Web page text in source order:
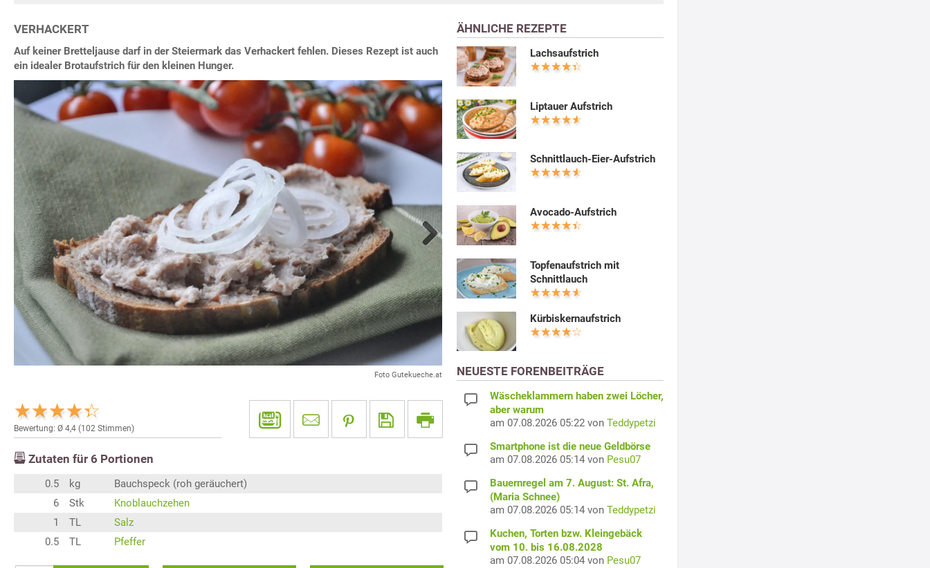
VERHACKERT
Auf keiner Bretteljause darf in der Steiermark das Verhackert fehlen. Dieses Rezept ist auch
ein idealer Brotaufstrich für den kleinen Hunger.
Foto Gutekueche.at
Next
Bewertung: Ø 4,4 (102 Stimmen)
Zutaten für 6 Portionen
0.5 kg
Bauchspeck (roh geräuchert)
6
Stk
Knoblauchzehen
1
TL
Salz
0.5
TL Pfeffer
ÄHNLICHE REZEPTE
Lachsaufstrich
Liptauer Aufstrich
Schnittlauch-Eier-Aufstrich
Avocado-Aufstrich
Topfenaufstrich mit
Schnittlauch
Kürbiskernaufstrich
NEUESTE FORENBEITRÄGE
Wäscheklammern haben zwei Löcher,
aber warum
am 07.08.2026 05:22 von Teddypetzi
Smartphone ist die neue Geldbörse
am 07.08.2026 05:14 von Pesu07
Bauernregel am 7. August: St. Afra,
(Maria Schnee)
am 07.08.2026 05:14 von Teddypetzi
Kuchen, Torten bzw. Kleingebäck
vom 10. bis 16.08.2028
am 07.08.2026 05:04 von Pesu07